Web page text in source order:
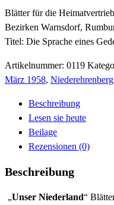
Blätter für die
Bezirken Warnsdorf,
Titel: Die Sprache eines
Artikelnummer: 0119
März 1958, Niederehrenberg
Beschreibung
Lesen sie heute
Beilage
Rezensionen (0)
Beschreibung
„Unser Niederland“